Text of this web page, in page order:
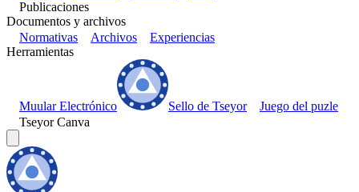
Publicaciones
Documentos y archivos
Normativas
Archivos
Experiencias
Herramientas
Muular Electrónico Sello de Tseyor
Juego del puzle
Tseyor Canva